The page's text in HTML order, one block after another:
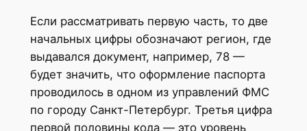
Если рассматривать первую часть, то две
начальных цифры обозначают регион, где
выдавался документ, например, 78 —
будет значить, что оформление паспорта
проводилось в одном из управлений ФМС
по городу Санкт-Петербург. Третья цифра
первой половины кода — это уровень